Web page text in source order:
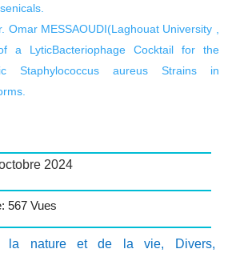
Omar MESSAOUDI(Laghouat University ,
a LyticBacteriophage Cocktail for the
Staphylococcus aureus Strains in
2024
567 Vues
la nature et de la vie, Divers,